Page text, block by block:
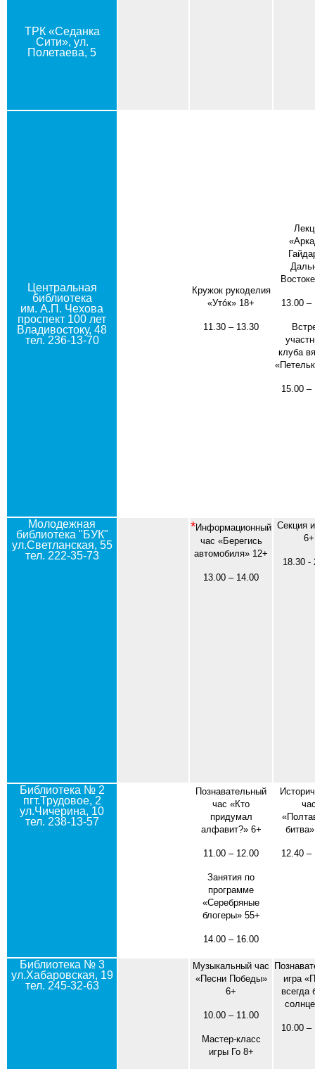
ТРК «Седанка
Сити», ул.
Полетаева, 5
Центральная
библиотека
им. А.П. Чехова
проспект 100 лет
Владивостоку, 48
тел. 236-13-70
Кружок рукоделия
«Утóк» 18+
11.30 – 13.30
13.00 –
клуба
15.00 –
Молодежная
библиотека "БУК"
ул.Светланская, 55
тел. 222-35-73
*Информационный
час «Берегись
автомобиля» 12+
13.00 – 14.00
Секция
6+
18.30 -
Библиотека № 2
пгт.Трудовое, 2
ул.Чичерина, 10
тел. 238-13-57
Познавательный
час «Кто
придумал
алфавит?» 6+
11.00 – 12.00
Занятия по
программе
«Серебряные
блогеры» 55+
14.00 – 16.00
12.40 –
Библиотека № 3
ул.Хабаровская, 19
тел. 245-32-63
Музыкальный час
«Песни Победы»
6+
10.00 – 11.00
Мастер-класс
игры Го 8+
игра
всегда
10.00 –